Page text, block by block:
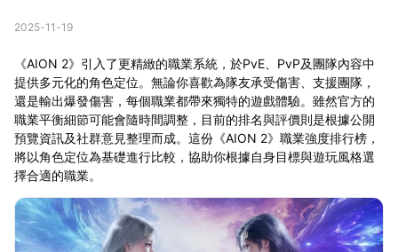
2025-11-19
《AION 2》引入了更精緻的職業系統，於PvE、PvP及團隊內容中
提供多元化的角色定位。無論你喜歡為隊友承受傷害、支援團隊，
還是輸出爆發傷害，每個職業都帶來獨特的遊戲體驗。雖然官方的
職業平衡細節可能會隨時間調整，目前的排名與評價則是根據公開
預覽資訊及社群意見整理而成。這份《AION 2》職業強度排行榜，
將以角色定位為基礎進行比較，協助你根據自身目標與遊玩風格選
擇合適的職業。